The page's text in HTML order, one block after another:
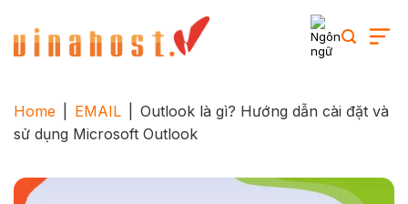
content
Home EMAIL
Outlook là gì? Hướng dẫn cài đặt và
sử dụng Microsoft Outlook